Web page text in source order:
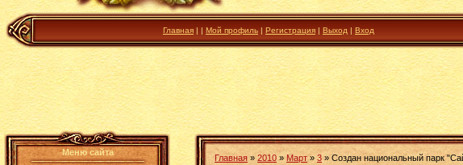
Главная | | Мой профиль | Регистрация | Выход | Вход
Меню сайта
Главная » 2010 » Март » 3 » Создан национальный парк